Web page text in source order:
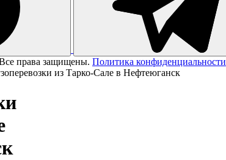
права защищены. Политика конфиденциальности
из Тарко-Сале в Нефтеюганск